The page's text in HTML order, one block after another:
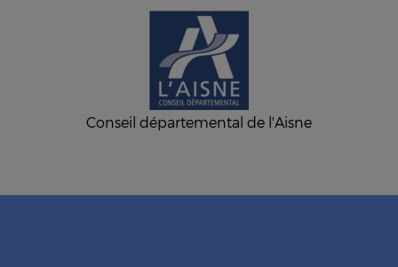
Conseil départemental de l'Aisne